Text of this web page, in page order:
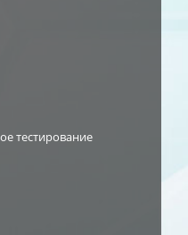
тестирование